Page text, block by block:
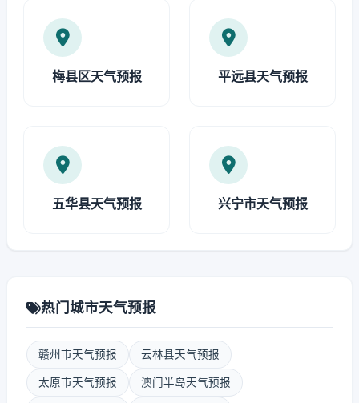
梅县区天气预报 平远县天气预报
五华县天气预报 兴宁市天气预报
热门城市天气预报
赣州市天气预报 云林县天气预报
太原市天气预报 澳门半岛天气预报